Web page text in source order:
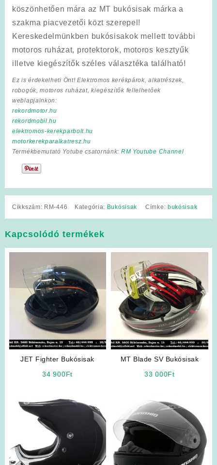
köszönhetően mára az MT bukósisak márka a
szakma piacvezetői közt szerepel!
Kereskedelmünkben bukósisakok mellett további
motoros ruházat, protektorok, motoros kesztyűk
illetve kiegészítők széles választéka található!
Ez is érdekelheti Önt! Elektromos kerékpárok, alkatrészek,
robogók, motoros ruházat, kiegészítők fellelhetőek
weblapjainkon:
rekordmotor.hu
rekordmobil.hu
elektromos-kerekparbolt.hu
motorkerekparalkatresz.hu
Termékbemutató Yotube csatornánk: RM Youtube Channel
Cikkszám: RM-446 Kategória: Bukósisak Címke: bukósisak
Kapcsolódó termékek
JET Fighter Bukósisak
34 900Ft
MT Blade SV Bukósisak
33 000Ft